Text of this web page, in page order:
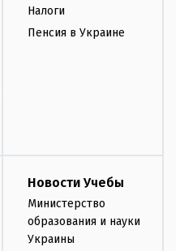
Налоги
Пенсия в Украине
Новости Учебы
Министерство
образования и науки
Украины